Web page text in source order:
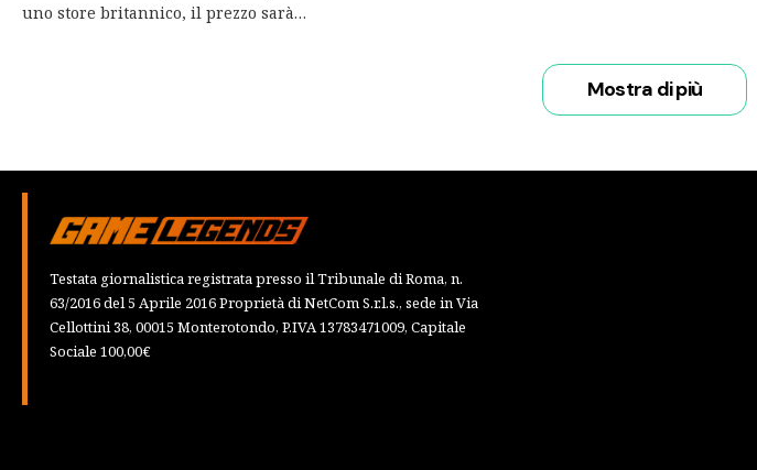
uno store britannico, il prezzo sarà…
Mostra di più
Testata giornalistica registrata presso il Tribunale di Roma, n.
63/2016 del 5 Aprile 2016 Proprietà di NetCom S.r.l.s., sede in Via
Cellottini 38, 00015 Monterotondo, P.IVA 13783471009, Capitale
Sociale 100,00€